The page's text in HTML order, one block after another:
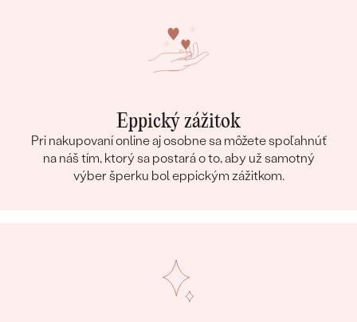
Eppický zážitok
Pri nakupovaní online aj osobne sa môžete spoľahnúť
na náš tím, ktorý sa postará o to, aby už samotný
výber šperku bol eppickým zážitkom.